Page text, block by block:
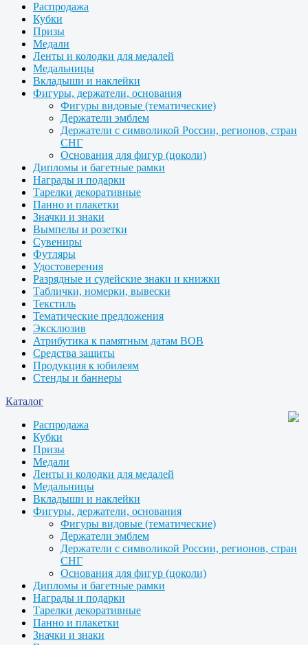
Распродажа
Кубки
Призы
Медали
Ленты и колодки для медалей
Медальницы
Вкладыши и наклейки
Фигуры, держатели, основания
Фигуры видовые (тематические)
Держатели эмблем
Держатели с символикой России, регионов, стран
СНГ
Основания для фигур (цоколи)
Дипломы и багетные рамки
Награды и подарки
Тарелки декоративные
Панно и плакетки
Значки и знаки
Вымпелы и розетки
Сувениры
Футляры
Удостоверения
Разрядные и судейские знаки и книжки
Таблички, номерки, вывески
Текстиль
Тематические предложения
Эксклюзив
Атрибутика к памятным датам ВОВ
Средства защиты
Продукция к юбилеям
Стенды и баннеры
Каталог
Распродажа
Кубки
Призы
Медали
Ленты и колодки для медалей
Медальницы
Вкладыши и наклейки
Фигуры, держатели, основания
Фигуры видовые (тематические)
Держатели эмблем
Держатели с символикой России, регионов, стран
СНГ
Основания для фигур (цоколи)
Дипломы и багетные рамки
Награды и подарки
Тарелки декоративные
Панно и плакетки
Значки и знаки